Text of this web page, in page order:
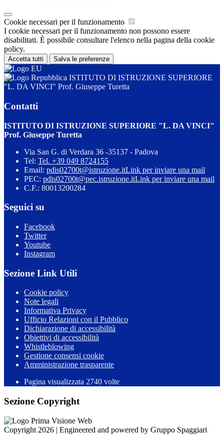
Cookie necessari per il funzionamento
I cookie necessari per il funzionamento non possono essere
disabilitati. È possibile consultare l'elenco nella pagina della cookie
policy.
Accetta tutti Salva le preferenze
ISTITUTO DI ISTRUZIONE SUPERIORE
"L. DA VINCI" Prof. Giuseppe Turetta
Contatti
ISTITUTO DI ISTRUZIONE SUPERIORE "L. DA VINCI"
Prof. Giuseppe Turetta
Via San G. di Verdara 36 -35137 - Padova
Tel: Tel. +39 049 8724155
Email: pdis02700t@istruzione.itLink per inviare una mail
PEC: pdis02700t@pec.istruzione.itLink per inviare una mail
C.F.: 80013200284
Seguici su
Facebook
Twitter
Youtube
Instagram
Sezione Link Utili
Cookie policy
Note legali
Informativa Privacy
Ufficio Relazioni con il Pubblico
Dichiarazione di accessibilità
Obiettivi di accessibilità
Whistleblowing
Gestione consensi cookie
Amministrazione trasparente
Pagina visualizzata 2740 volte
Sezione Copyright
Copyright 2026 | Engineered and powered by Gruppo Spaggiari